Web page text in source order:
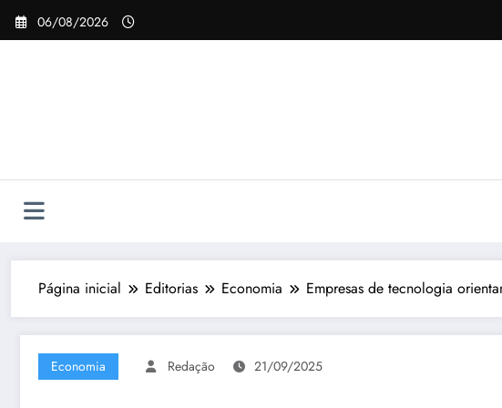
Pular
para
06/08/2026
Página inicial Editorias Economia Empresas de tecnologia
Economia Redação 21/09/2025